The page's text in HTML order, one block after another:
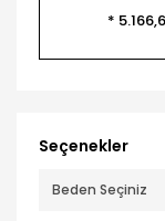
*
Seçenekler